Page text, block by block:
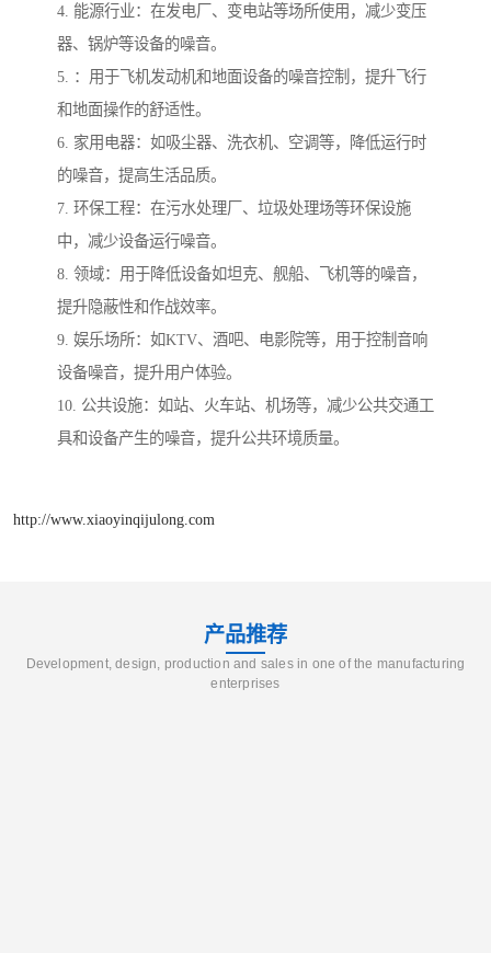
4. 能源行业：在发电厂、变电站等场所使用，减少变压
器、锅炉等设备的噪音。
5. ：用于飞机发动机和地面设备的噪音控制，提升飞行
和地面操作的舒适性。
6. 家用电器：如吸尘器、洗衣机、空调等，降低运行时
的噪音，提高生活品质。
7. 环保工程：在污水处理厂、垃圾处理场等环保设施
中，减少设备运行噪音。
8. 领域：用于降低设备如坦克、舰船、飞机等的噪音，
提升隐蔽性和作战效率。
9. 娱乐场所：如KTV、酒吧、电影院等，用于控制音响
设备噪音，提升用户体验。
10. 公共设施：如站、火车站、机场等，减少公共交通工
具和设备产生的噪音，提升公共环境质量。
http://www.xiaoyinqijulong.com
产品推荐
Development, design, production and sales in one of the manufacturing
enterprises